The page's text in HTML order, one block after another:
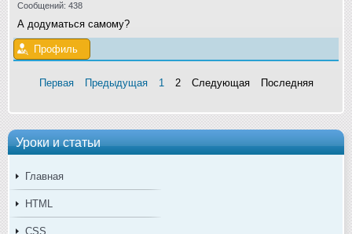
Уроки и статьи
Главная
HTML
CSS
Сообщений: 438
А додуматься самому?
Профиль
Первая Предыдущая 1 2 Следующая Последняя